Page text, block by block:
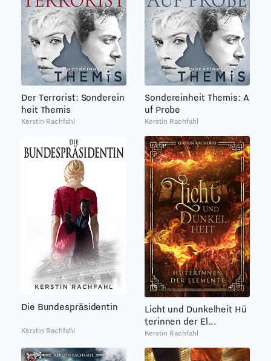
Der Terrorist: Sonderein
heit Themis
Kerstin Rachfahl
Sondereinheit Themis: A
uf Probe
Kerstin Rachfahl
Die Bundespräsidentin
Kerstin Rachfahl
Licht und Dunkelheit Hü
terinnen der El...
Kerstin Rachfahl